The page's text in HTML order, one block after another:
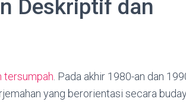
Deskriptif dan
tersumpah . Pada akhir 1980-an dan
yang berorientasi secara